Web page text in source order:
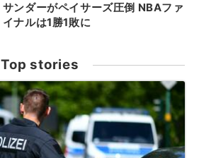
サンダーがペイサーズ圧倒 NBAファ
イナルは1勝1敗に
Top stories